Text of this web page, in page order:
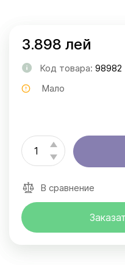
3.898 лей
Код товара: 98982
Мало
В сравнение